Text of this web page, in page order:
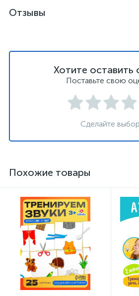
Отзывы
Хотите оставить
Поставьте свою
Сделайте
Похожие товары